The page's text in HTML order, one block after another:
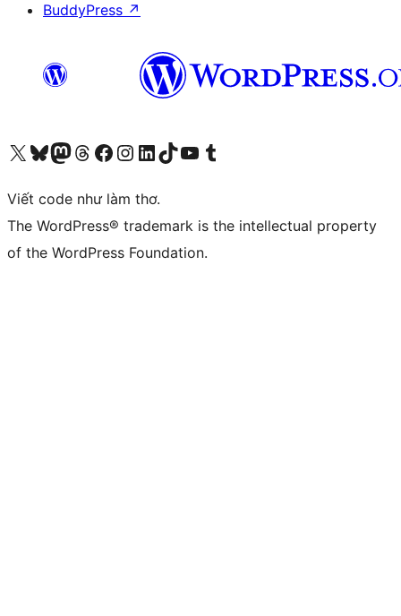
BuddyPress ↗
Truy cập tài khoản X (trước đây là Twitter) của chúng tôiVisit our Bluesky account
Visit our Mastodon account
Visit our Threads account
Xem trang Facebook của chúng tôiTruy cập tài khoản Instagram của chúng tôiTruy cập tài khoản LinkedIn của chúng tôiVisit our TikTok account
Truy cập kênh YouTube của chúng tôi Visit our Tumblr account
Viết code như làm thơ.
The WordPress® trademark is the intellectual property
of the WordPress Foundation.